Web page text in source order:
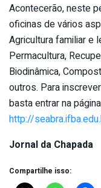
Acontecerão, neste
oficinas de vários
Agricultura familiar e
Permacultura,
Biodinâmica,
outros. Para
basta entrar na
http://
Jornal da Chapada
Compartilhe isso: